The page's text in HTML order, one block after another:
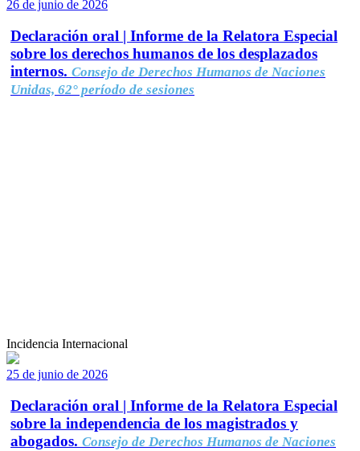
26 de junio de 2026
Declaración oral | Informe de la Relatora Especial
sobre los derechos humanos de los desplazados
internos. Consejo de Derechos Humanos de Naciones
Unidas, 62° período de sesiones
Incidencia Internacional
25 de junio de 2026
Declaración oral | Informe de la Relatora Especial
sobre la independencia de los magistrados y
abogados. Consejo de Derechos Humanos de Naciones